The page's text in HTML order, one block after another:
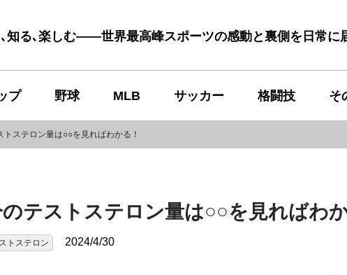
知る､楽しむ――世界最高峰スポーツの感動と裏側を日常に
プ 野球 MLB サッカー 格闘技 そ
ステロン量は○○を見ればわかる！
テストステロン量は○○を見ればわか
トステロン 2024/4/30